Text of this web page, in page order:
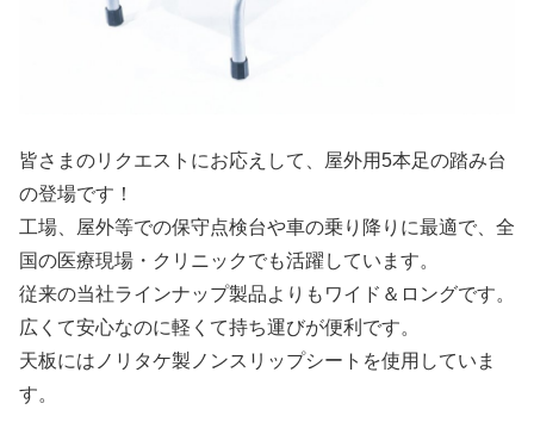
皆さまのリクエストにお応えして、屋外用5本足の踏み台
の登場です！
工場、屋外等での保守点検台や車の乗り降りに最適で、全
国の医療現場・クリニックでも活躍しています。
従来の当社ラインナップ製品よりもワイド＆ロングです。
広くて安心なのに軽くて持ち運びが便利です。
天板にはノリタケ製ノンスリップシートを使用していま
す。